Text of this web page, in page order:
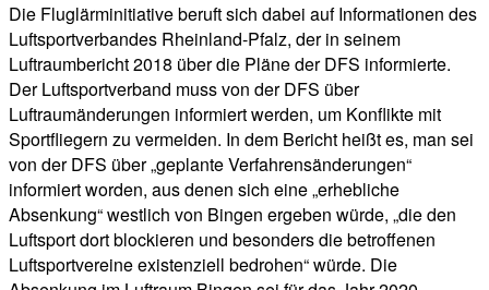
Die Fluglärminitiative beruft sich dabei auf Informationen des
Luftsportverbandes Rheinland-Pfalz, der in seinem
Luftraumbericht 2018 über die Pläne der DFS informierte.
Der Luftsportverband muss von der DFS über
Luftraumänderungen informiert werden, um Konflikte mit
Sportfliegern zu vermeiden. In dem Bericht heißt es, man sei
von der DFS über „geplante Verfahrensänderungen“
informiert worden, aus denen sich eine „erhebliche
Absenkung“ westlich von Bingen ergeben würde, „die den
Luftsport dort blockieren und besonders die betroffenen
Luftsportvereine existenziell bedrohen“ würde. Die